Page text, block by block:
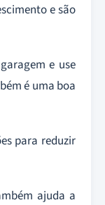
e são
e use
é uma boa
para reduzir
ajuda a